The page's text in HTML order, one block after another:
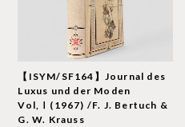
【ISYM/SF164】Journal des
Luxus und der Moden
Vol,Ⅰ(1967) /F. J. Bertuch &
G. W. Krauss